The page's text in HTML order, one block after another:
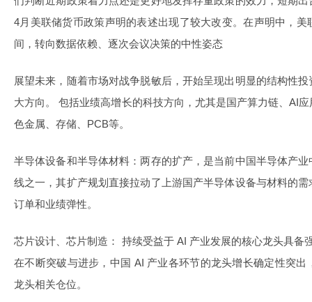
4月美联储货币政策声明的表述出现了较大改变。在声明中，
间，转向数据依赖、逐次会议决策的中性姿态
展望未来，随着市场对战争脱敏后，开始呈现出明显的结构性
大方向。 包括业绩高增长的科技方向，尤其是国产算力链、AI
色金属、存储、PCB等。
半导体设备和半导体材料：两存的扩产，是当前中国半导体产
线之一，其扩产规划直接拉动了上游国产半导体设备与材料的
订单和业绩弹性。
芯片设计、芯片制造： 持续受益于 AI 产业发展的核心龙头具备
在不断突破与进步，中国 AI 产业各环节的龙头增长确定性突
龙头相关仓位。